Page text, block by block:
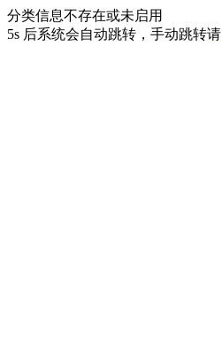
分类信息不存在或未启用
5s 后系统会自动跳转，手动跳转请